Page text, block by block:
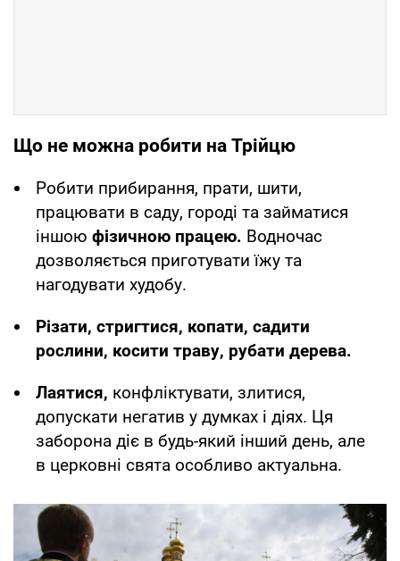
Що не можна робити на Трійцю
Робити прибирання, прати, шити,
працювати в саду, городі та займатися
іншою фізичною працею. Водночас
дозволяється приготувати їжу та
нагодувати худобу.
Різати, стригтися, копати, садити
рослини, косити траву, рубати дерева.
Лаятися, конфліктувати, злитися,
допускати негатив у думках і діях. Ця
заборона діє в будь-який інший день, але
в церковні свята особливо актуальна.